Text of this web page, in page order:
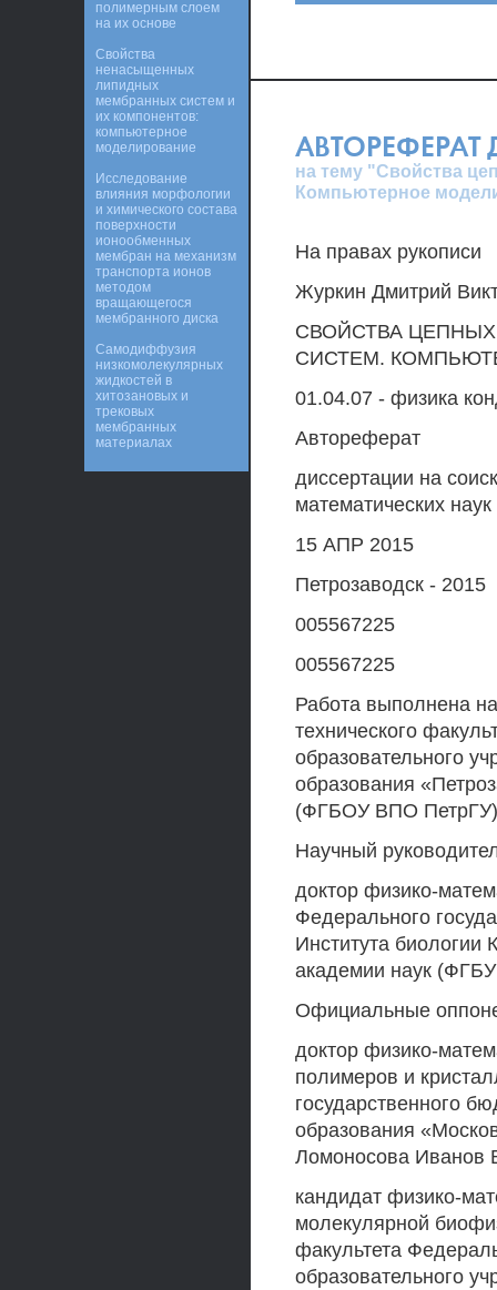
АВТОРЕФЕРАТ
на тему "Свойства
Компьютерное
На правах рукописи
Журкин Дмитрий
СВОЙСТВА
СИСТЕМ.
01.04.07 - физика
Автореферат
диссертации на
математических наук
15 АПР 2015
Петрозаводск - 2015
005567225
005567225
Работа выполнена
технического
образовательного
образования
(ФГБОУ ВПО ПетрГУ)
Научный
доктор физико-
Федерального
Института биологии
академии наук
Официальные
доктор физико-
полимеров и
государственного
образования
Ломоносова Иванов
кандидат физико-
молекулярной
факультета
образовательного
полимерным слоем
на их основе
Свойства
ненасыщенных
липидных
мембранных систем и
их компонентов:
компьютерное
моделирование
Исследование
влияния морфологии
и химического состава
поверхности
ионообменных
мембран на механизм
транспорта ионов
методом
вращающегося
мембранного диска
Самодиффузия
низкомолекулярных
жидкостей в
хитозановых и
трековых
мембранных
материалах